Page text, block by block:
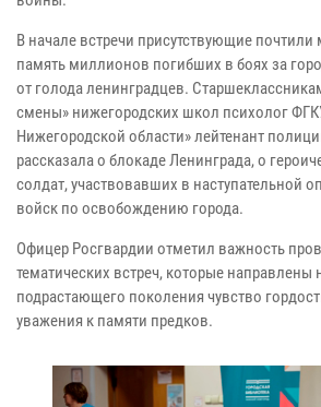
В начале встречи присутствующие
память миллионов погибших в боях за
от голода ленинградцев.
смены» нижегородских школ психолог
Нижегородской области» лейтенант
рассказала о блокаде Ленинграда, о
солдат, участвовавших в наступательной
войск по освобождению города.
Офицер Росгвардии отметил важность
тематических встреч, которые
подрастающего поколения чувство
уважения к памяти предков.